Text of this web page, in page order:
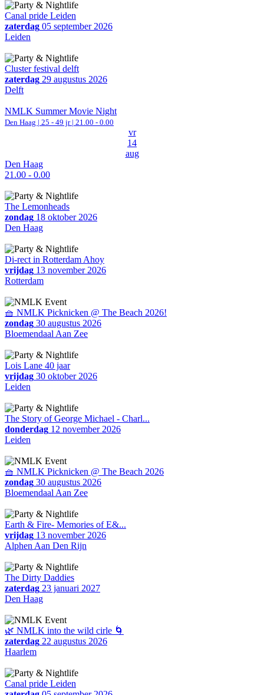
Canal pride Leiden
zaterdag 05 september 2026
Leiden
Cluster festival delft
zaterdag 29 augustus 2026
Delft
NMLK Summer Movie Night
Den Haag | 25 - 49 jr | 21.00 - 0.00
vr
14
aug
Den Haag
21.00 - 0.00
The Lemonheads
zondag 18 oktober 2026
Den Haag
Di-rect in Rotterdam Ahoy
vrijdag 13 november 2026
Rotterdam
🧺 NMLK Picknicken @ The Beach 2026!
zondag 30 augustus 2026
Bloemendaal Aan Zee
Lois Lane 40 jaar
vrijdag 30 oktober 2026
Leiden
The Story of George Michael - Charl...
donderdag 12 november 2026
Leiden
🧺 NMLK Picknicken @ The Beach 2026
zondag 30 augustus 2026
Bloemendaal Aan Zee
Earth & Fire- Memories of E&...
vrijdag 13 november 2026
Alphen Aan Den Rijn
The Dirty Daddies
zaterdag 23 januari 2027
Den Haag
🌿 NMLK into the wild cirle 🌀
zaterdag 22 augustus 2026
Haarlem
Canal pride Leiden